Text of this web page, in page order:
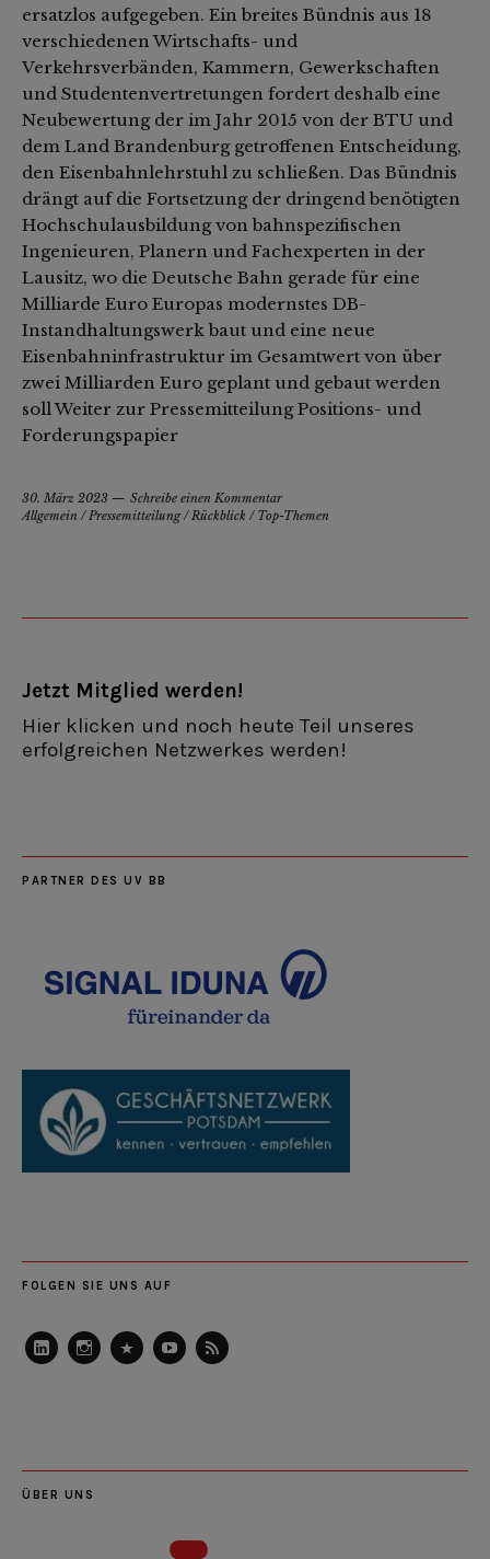
ersatzlos aufgegeben. Ein breites Bündnis aus 18
verschiedenen Wirtschafts- und
Verkehrsverbänden, Kammern, Gewerkschaften
und Studentenvertretungen fordert deshalb eine
Neubewertung der im Jahr 2015 von der BTU und
dem Land Brandenburg getroffenen Entscheidung,
den Eisenbahnlehrstuhl zu schließen. Das Bündnis
drängt auf die Fortsetzung der dringend benötigten
Hochschulausbildung von bahnspezifischen
Ingenieuren, Planern und Fachexperten in der
Lausitz, wo die Deutsche Bahn gerade für eine
Milliarde Euro Europas modernstes DB-
Instandhaltungswerk baut und eine neue
Eisenbahninfrastruktur im Gesamtwert von über
zwei Milliarden Euro geplant und gebaut werden
soll Weiter zur Pressemitteilung Positions- und
Forderungspapier
30. März 2023
Schreibe einen Kommentar
Allgemein / Pressemitteilung/ Rückblick / Top-Themen
Jetzt Mitglied werden!
Hier klicken und noch heute Teil unseres
erfolgreichen Netzwerkes werden!
PARTNER DES UV BB
FOLGEN SIE UNS AUF
ÜBER UNS